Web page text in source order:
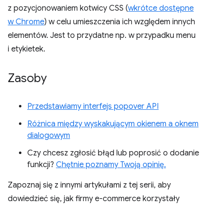
z pozycjonowaniem kotwicy CSS (wkrótce dostępne
w Chrome) w celu umieszczenia ich względem innych
elementów. Jest to przydatne np. w przypadku menu
i etykietek.
Zasoby
Przedstawiamy interfejs popover API
Różnica między wyskakującym okienem a oknem
dialogowym
Czy chcesz zgłosić błąd lub poprosić o dodanie
funkcji? Chętnie poznamy Twoją opinię.
Zapoznaj się z innymi artykułami z tej serii, aby
dowiedzieć się, jak firmy e-commerce korzystały